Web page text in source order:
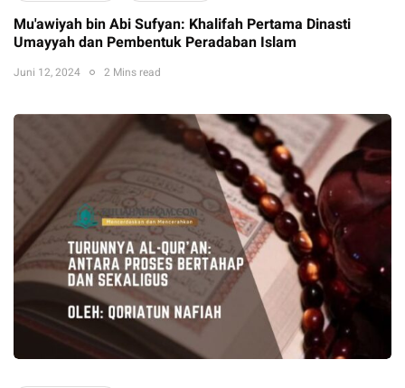
Mu'awiyah bin Abi Sufyan: Khalifah Pertama Dinasti
Umayyah dan Pembentuk Peradaban Islam
Juni 12, 2024 2 Mins read